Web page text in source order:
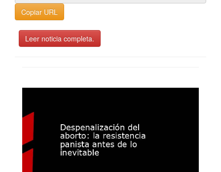
Copiar URL
Leer noticia completa.